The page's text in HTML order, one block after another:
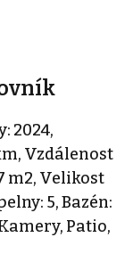
2024,
Vzdálenost
m2, Velikost
5, Bazén:
Patio,